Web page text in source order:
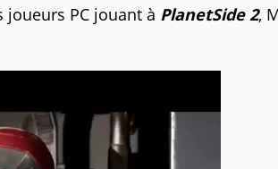
PC jouant à PlanetSide 2,